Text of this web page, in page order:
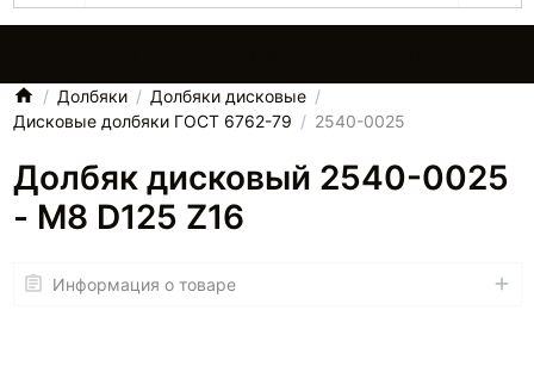
Долбяки
Долбяки дисковые
Дисковые долбяки ГОСТ 6762-79
2540-0025
Долбяк дисковый 2540-0025
- M8 D125 Z16
Информация о товаре